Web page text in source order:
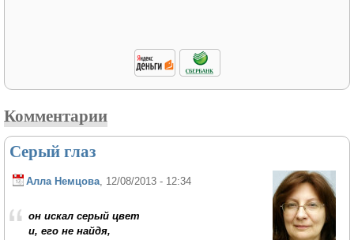
Комментарии
Серый глаз
Алла Немцова , 12/08/2013 - 12:34
он искал серый цвет
и, его не найдя,